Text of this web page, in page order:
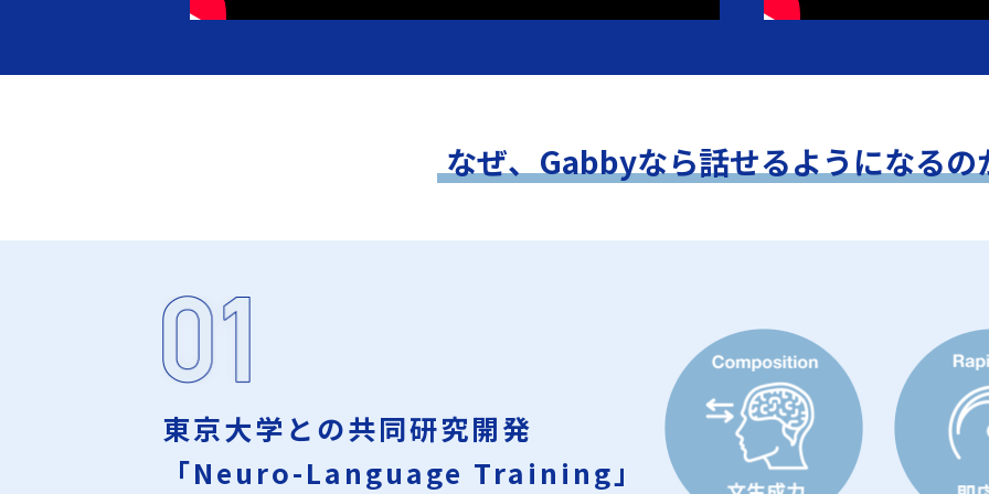
なぜ、Gabbyなら話せるようになるの
東京大学との共同研究開発
「Neuro-Language Training」